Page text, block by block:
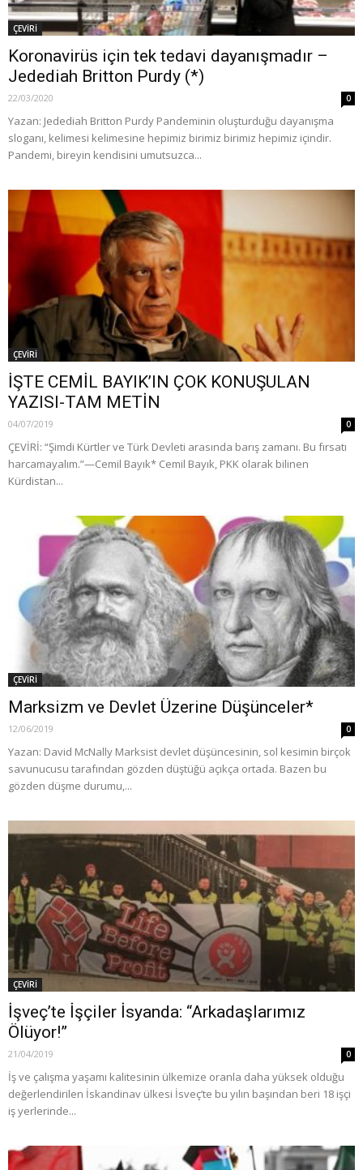
ÇEVİRİ
Koronavirüs için tek tedavi dayanışmadır –
Jedediah Britton Purdy (*)
22/03/2020 0
Yazan: Jedediah Britton Purdy Pandeminin oluşturduğu dayanışma
sloganı, kelimesi kelimesine hepimiz birimiz birimiz hepimiz içindir.
Pandemi, bireyin kendisini umutsuzca...
ÇEVİRİ
İŞTE CEMİL BAYIK’IN ÇOK KONUŞULAN
YAZISI-TAM METİN
04/07/2019 0
ÇEVİRİ: “Şimdi Kürtler ve Türk Devleti arasında barış zamanı. Bu fırsatı
harcamayalım.”—Cemil Bayık* Cemil Bayık, PKK olarak bilinen
Kürdistan...
ÇEVİRİ
Marksizm ve Devlet Üzerine Düşünceler*
12/06/2019 0
Yazan: David McNally Marksist devlet düşüncesinin, sol kesimin birçok
savunucusu tarafından gözden düştüğü açıkça ortada. Bazen bu
gözden düşme durumu,...
ÇEVİRİ
İşveç’te İşçiler İsyanda: “Arkadaşlarımız
Ölüyor!”
21/04/2019 0
İş ve çalışma yaşamı kalitesinin ülkemize oranla daha yüksek olduğu
değerlendirilen İskandinav ülkesi İsveç’te bu yılın başından beri 18 işçi
iş yerlerinde...